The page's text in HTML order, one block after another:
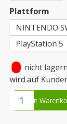
Plattform
NINTENDO
PlayStation 5
nicht
wird auf
Produkt Anzahl:
In den